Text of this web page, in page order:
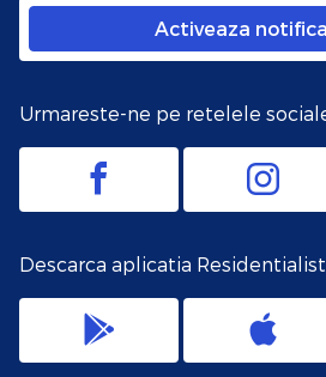
Activeaza
Urmareste-ne pe retelele
Descarca aplicatia Residentialist